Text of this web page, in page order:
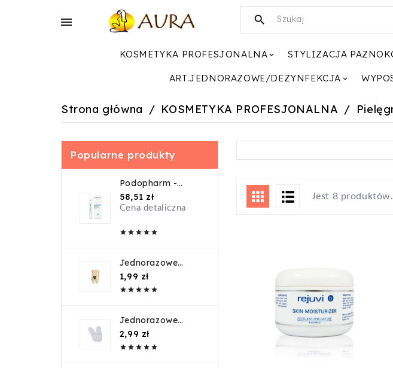
 
KOSMETYKA PROFESJONALNA  STYLIZACJA
ART.JEDNORAZOWE/DEZYNFEKCJA 
Strona główna KOSMETYKA PROFESJONALNA
Popularne produkty
Podopharm -
Onygen Krem -
20ml
58,51 złCena
Cena detaliczna
    
Jednorazowe
stringi męskie -
1szt
1,99 zł
    
Jednorazowe
kapcie kryte /
guma
2,99 zł
    
Jest 8 produktów.